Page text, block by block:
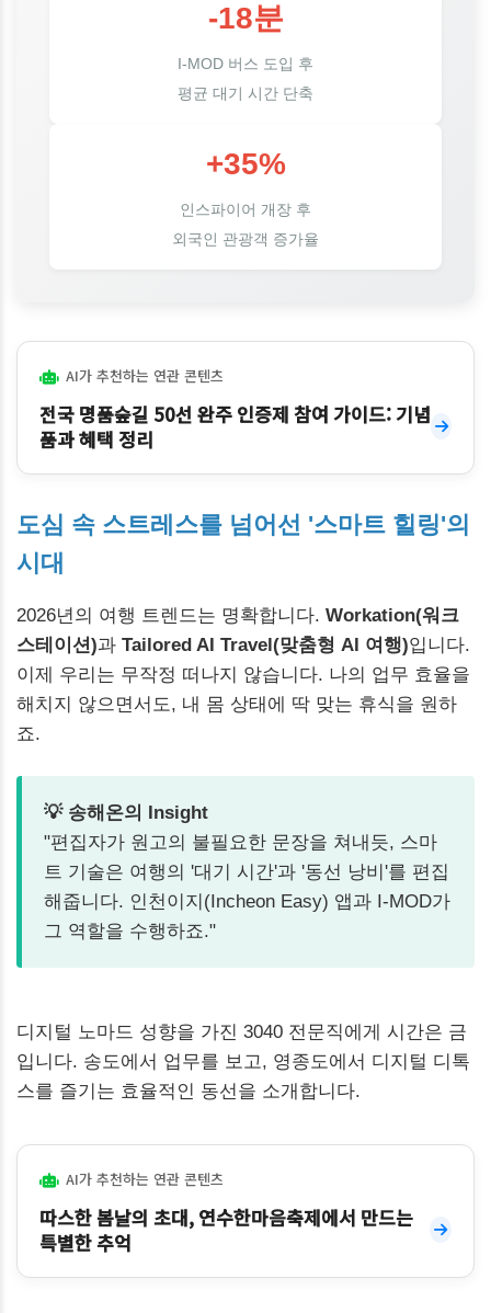
-18분
I-MOD 버스 도입 후
평균 대기 시간 단축
+35%
인스파이어 개장 후
외국인 관광객 증가율
AI가 추천하는 연관 콘텐츠
전국 명품숲길 50선 완주 인증제 참여 가이드: 기념
품과 혜택 정리
도심 속 스트레스를 넘어선 '스마트 힐링'의
시대
2026년의 여행 트렌드는 명확합니다. Workation(워크
스테이션)과 Tailored AI Travel(맞춤형 AI 여행)입니다.
이제 우리는 무작정 떠나지 않습니다. 나의 업무 효율을
해치지 않으면서도, 내 몸 상태에 딱 맞는 휴식을 원하
죠.
💡 송해온의 Insight
"편집자가 원고의 불필요한 문장을 쳐내듯, 스마
트 기술은 여행의 '대기 시간'과 '동선 낭비'를 편집
해줍니다. 인천이지(Incheon Easy) 앱과 I-MOD가
그 역할을 수행하죠."
디지털 노마드 성향을 가진 3040 전문직에게 시간은 금
입니다. 송도에서 업무를 보고, 영종도에서 디지털 디톡
스를 즐기는 효율적인 동선을 소개합니다.
AI가 추천하는 연관 콘텐츠
따스한 봄날의 초대, 연수한마음축제에서 만드는
특별한 추억